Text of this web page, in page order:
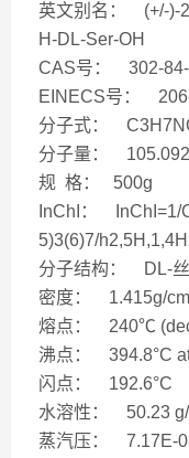
英文别名： (+/-)-
H-DL-Ser-OH
CAS号： 302-
EINECS号：
分子式：
分子量：
规 格： 500g
InChI： InChI=1/
5)3(6)7/
分子结构： DL-
密度： 1.415g/
熔点： 240℃
沸点： 394.8°C
闪点： 192.6°C
水溶性： 50.23
蒸汽压： 7.17E-